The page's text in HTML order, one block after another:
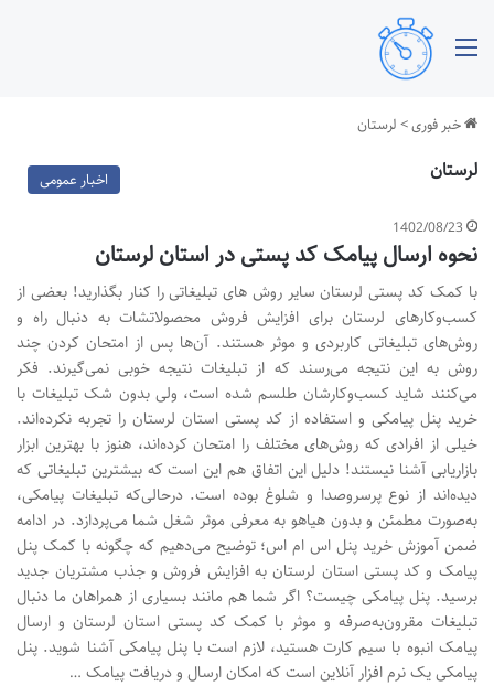
خبر فوری> لرستان
لرستان اخبار عمومی
1402/08/23
نحوه ارسال پیامک کد پستی در استان لرستان
با کمک کد پستی لرستان سایر روش های تبلیغاتی را کنار بگذارید! بعضی از
کسب‌وکارهای لرستان برای افزایش فروش محصولاتشات به دنبال راه‌ و
روش‌های تبلیغاتی کاربردی و موثر هستند. آن‌ها پس از امتحان کردن چند
روش به این نتیجه می‌رسند که از تبلیغات نتیجه خوبی نمی‌گیرند. فکر
می‌کنند شاید کسب‌وکارشان طلسم شده است، ولی بدون شک تبلیغات با
خرید پنل پیامکی و استفاده از کد پستی استان لرستان را تجربه نکرده‌اند.
خیلی از افرادی که روش‌های مختلف را امتحان کرده‌اند، هنوز با بهترین ابزار
بازاریابی آشنا نیستند! دلیل این اتفاق هم این است که بیشترین تبلیغاتی که
دیده‌اند از نوع پرسروصدا و شلوغ بوده است. درحالی‌که تبلیغات پیامکی،
به‌صورت مطمئن و بدون هیاهو به معرفی موثر شغل شما می‌پردازد. در ادامه
ضمن آموزش خرید پنل اس ام اس؛ توضیح می‌دهیم که چگونه با کمک پنل
پیامک و کد پستی استان لرستان به افزایش فروش و جذب مشتریان جدید
برسید. پنل پیامکی چیست؟ اگر شما هم مانند بسیاری از همراهان ما دنبال
تبلیغات مقرون‌به‌صرفه و موثر با کمک کد پستی استان لرستان و ارسال
پیامک انبوه با سیم کارت هستید، لازم است با پنل پیامکی آشنا شوید. پنل
پیامکی یک نرم افزار آنلاین است که امکان ارسال و دریافت پیامک …